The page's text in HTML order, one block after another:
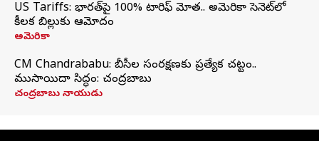
US Tariffs: భారత్‌పై 100% టారిఫ్‌ మోత.. అమెరికా సెనెట్‌లో
కీలక బిల్లుకు ఆమోదం
అమెరికా
CM Chandrababu: బీసీల సంరక్షణకు ప్రత్యేక చట్టం..
ముసాయిదా సిద్ధం: చంద్రబాబు
చంద్రబాబు నాయుడు